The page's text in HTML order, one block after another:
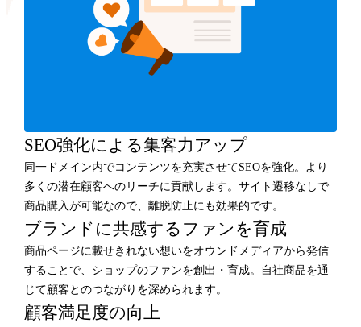
SEO強化による集客力アップ
同一ドメイン内でコンテンツを充実させてSEOを強化。より
多くの潜在顧客へのリーチに貢献します。サイト遷移なしで
商品購入が可能なので、離脱防止にも効果的です。
ブランドに共感するファンを育成
商品ページに載せきれない想いをオウンドメディアから発信
することで、ショップのファンを創出・育成。自社商品を通
じて顧客とのつながりを深められます。
顧客満足度の向上